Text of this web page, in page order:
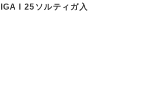
l 25ソルティガ入